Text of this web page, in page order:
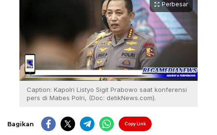
Perbesar
Caption: Kapolri Listyo Sigit Prabowo saat konferensi
pers di Mabes Polri, (Doc: detikNews.com).
Bagikan Copy Link